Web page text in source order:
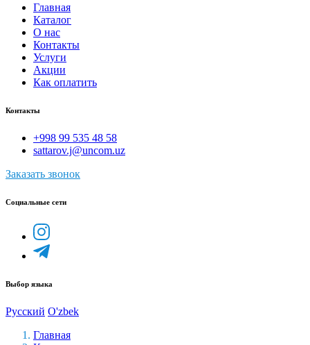
Главная
Каталог
О нас
Контакты
Услуги
Акции
Как оплатить
Контакты
+998 99 535 48 58
sattarov.j@uncom.uz
Заказать звонок
Социальные сети
Выбор языка
Русский O'zbek
Главная